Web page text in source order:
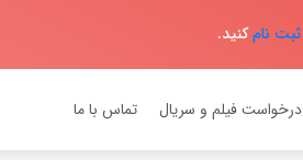
ثبت نامکنید.
درخواست فیلم و سریال تماس با ما